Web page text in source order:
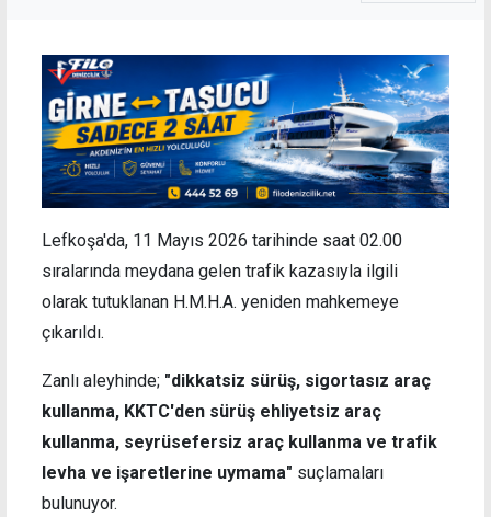
Lefkoşa'da, 11 Mayıs 2026 tarihinde saat 02.00
sıralarında meydana gelen trafik kazasıyla ilgili
olarak tutuklanan H.M.H.A. yeniden mahkemeye
çıkarıldı.
Zanlı aleyhinde; "dikkatsiz sürüş, sigortasız araç
kullanma, KKTC'den sürüş ehliyetsiz araç
kullanma, seyrüsefersiz araç kullanma ve trafik
levha ve işaretlerine uymama" suçlamaları
bulunuyor.